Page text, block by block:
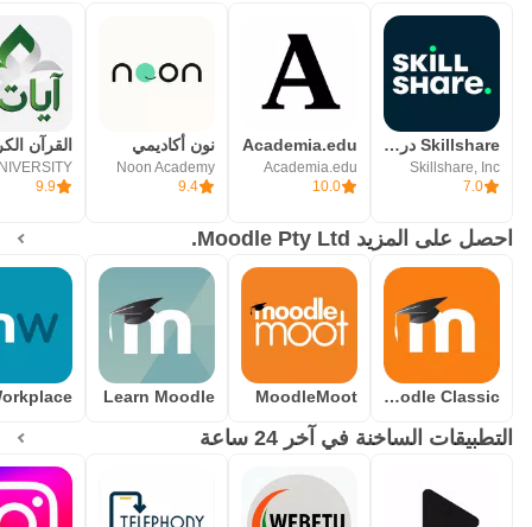
Skillshare دروس على الأنترنت
Skillshare, Inc
7.0
Academia.edu
Academia.edu
10.0
نون أكاديمي
Noon Academy
9.4
9.9
احصل على المزيد Moodle Pty Ltd.
Moodle Classic
MoodleMoot
Learn Moodle
التطبيقات الساخنة في آخر 24 ساعة